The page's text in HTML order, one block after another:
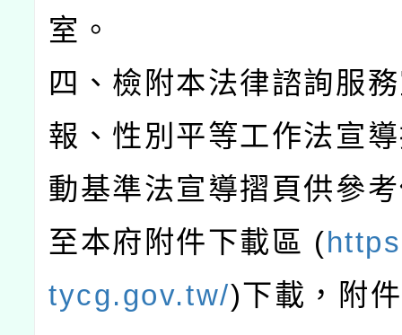
室。
四、檢附本法律諮詢服
報、性別平等工作法宣
動基準法宣導摺頁供參
至本府附件下載區 (
tycg.gov.tw/)下載，附